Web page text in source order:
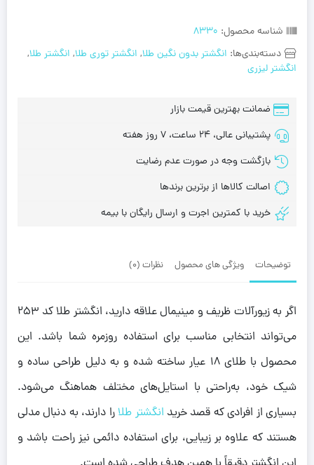
شناسه محصول: 8330
دسته‌بندی‌ها: انگشتر بدون نگین طلا, انگشتر توری طلا, انگشتر طلا,
انگشتر لیزری
ضمانت بهترین قیمت بازار
پشتیبانی عالی، 24 ساعت، 7 روز هفته
بازگشت وجه در صورت عدم رضایت
اصالت کالاها از برترین برندها
خرید با کمترین اجرت و ارسال رایگان با بیمه
توضیحات ویژگی های محصول نظرات (0)
اگر به زیورآلات ظریف و مینیمال علاقه دارید، انگشتر طلا کد 253
می‌تواند انتخابی مناسب برای استفاده روزمره شما باشد. این
محصول با طلای 18 عیار ساخته شده و به دلیل طراحی ساده و
شیک خود، به‌راحتی با استایل‌های مختلف هماهنگ می‌شود.
بسیاری از افرادی که قصد خرید انگشتر طلا را دارند، به دنبال مدلی
هستند که علاوه بر زیبایی، برای استفاده دائمی نیز راحت باشد و